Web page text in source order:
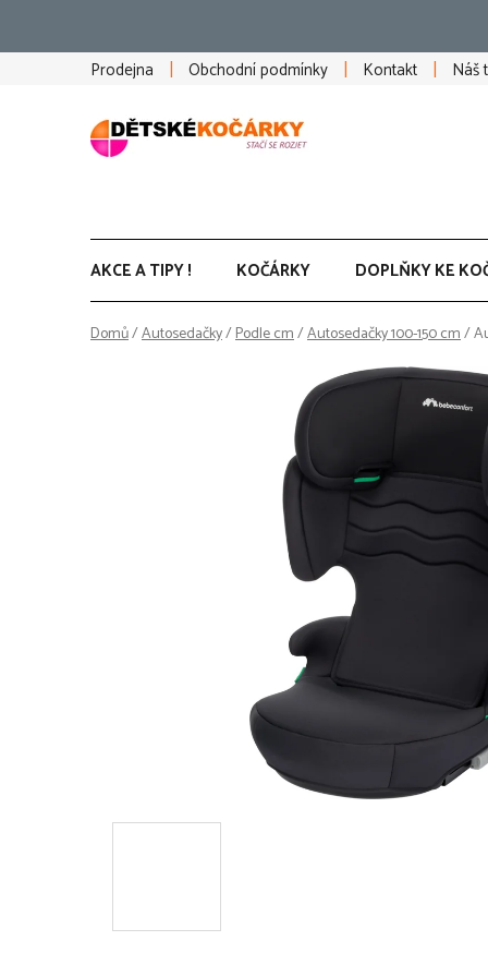
obsah
Prodejna
Obchodní podmínky Kontakt Náš
AKCE A TIPY ! KOČÁRKY DOPLŇKY KE
Domů/Autosedačky/Podle cm/Autosedačky 100-150 cm/